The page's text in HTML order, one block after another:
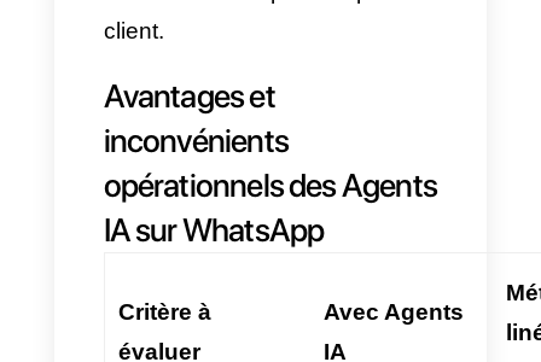
bannissements ou les pertes de
ligne. Il permet l’envoi et la
réception de centaines de
messages, garantissant une
opération continue et une
plus hauts standards de